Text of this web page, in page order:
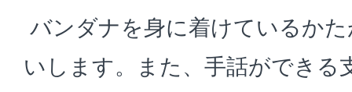
バンダナを身に着けているか
いします。また、手話ができる